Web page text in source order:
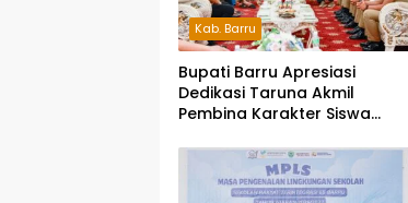
Kab. Barru
Bupati Barru Apresiasi
Dedikasi Taruna Akmil
Pembina Karakter Siswa